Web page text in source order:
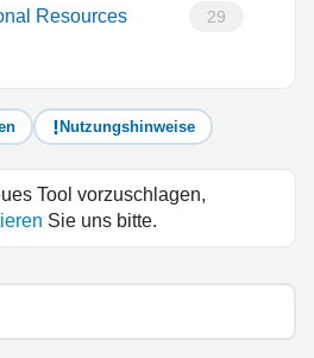
Resources 29
Nutzungshinweise
Tool vorzuschlagen,
Sie uns bitte.